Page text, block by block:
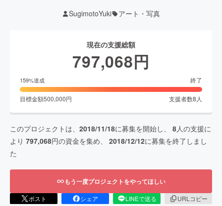
SugimotoYuki アート・写真
現在の支援総額
797,068円
159%達成 終了
目標金額500,000円 支援者数8人
このプロジェクトは、 2018/11/18に募集を開始し、 8人の支援に
より 797,068円の資金を集め、 2018/12/12に募集を終了しまし
た
もう一度プロジェクトをやってほしい
ポスト シェア LINEで送る
URLコピー